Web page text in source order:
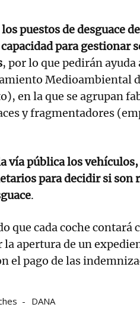
puestos de desguace
para gestionar
, por lo que pedirán ayuda
Medioambiental
en la que se agrupan
y fragmentadores
vía pública los
para decidir si son
.
que cada coche contará
apertura de un
el pago de las
DANA